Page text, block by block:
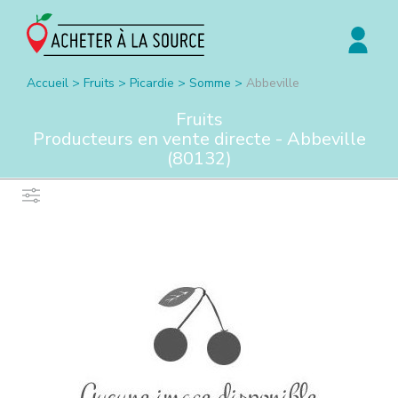
Accueil > Fruits > Picardie > Somme > Abbeville
Fruits
Producteurs en vente directe - Abbeville
(80132)